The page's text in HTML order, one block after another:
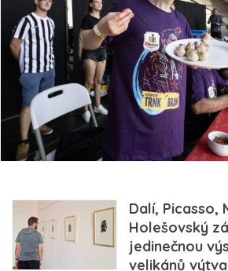
Dalí, Picasso,
Holešovský
jedinečnou
velikánů